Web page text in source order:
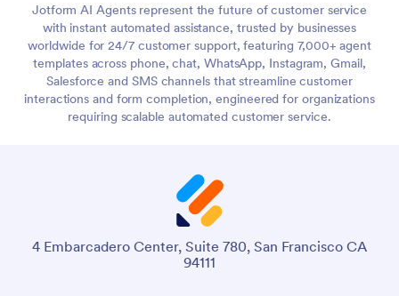
Jotform AI Agents represent the future of customer service
with instant automated assistance, trusted by businesses
worldwide for 24/7 customer support, featuring 7,000+ agent
templates across phone, chat, WhatsApp, Instagram, Gmail,
Salesforce and SMS channels that streamline customer
interactions and form completion, engineered for organizations
requiring scalable automated customer service.
4 Embarcadero Center, Suite 780, San Francisco CA
94111